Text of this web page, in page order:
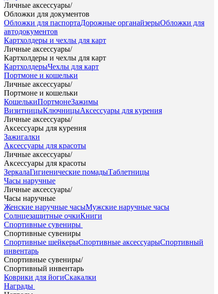
Личные аксессуары/
Обложки для документов
Обложки для паспортаДорожные органайзерыОбложки для
автодокументов
Картхолдеры и чехлы для карт
Личные аксессуары/
Картхолдеры и чехлы для карт
КартхолдерыЧехлы для карт
Портмоне и кошельки
Личные аксессуары/
Портмоне и кошельки
КошелькиПортмонеЗажимы
ВизитницыКлючницыАксессуары для курения
Личные аксессуары/
Аксессуары для курения
Зажигалки
Аксессуары для красоты
Личные аксессуары/
Аксессуары для красоты
ЗеркалаГигиенические помадыТаблетницы
Часы наручные
Личные аксессуары/
Часы наручные
Женские наручные часыМужские наручные часы
Солнцезащитные очкиКниги
Спортивные сувениры
Спортивные сувениры
Спортивные шейкерыСпортивные аксессуарыСпортивный
инвентарь
Спортивные сувениры/
Спортивный инвентарь
Коврики для йогиСкакалки
Награды